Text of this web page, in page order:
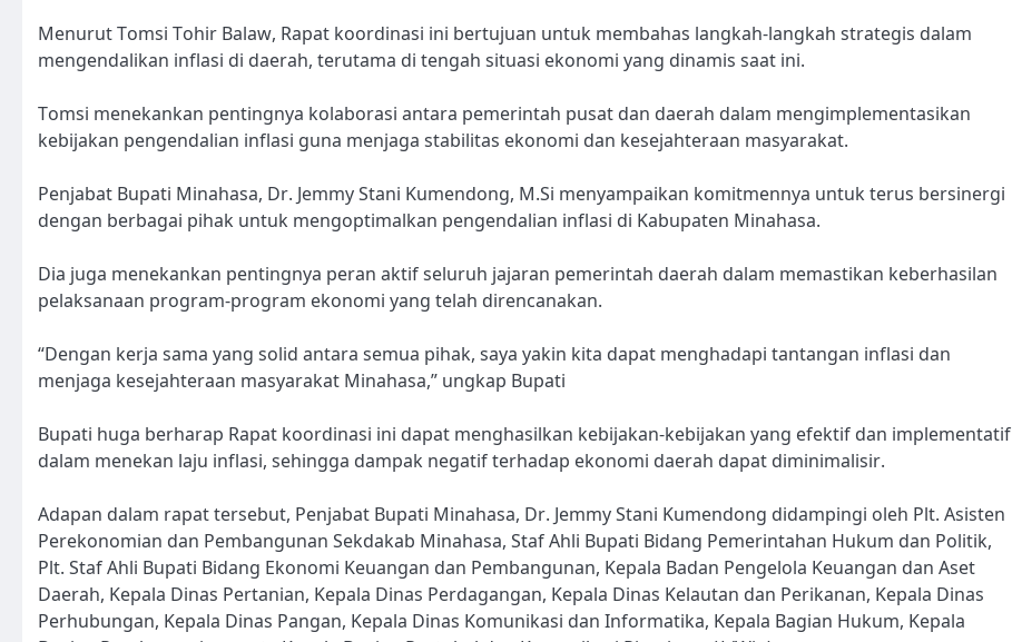
Menurut Tomsi Tohir Balaw, Rapat koordinasi ini bertujuan untuk membahas langkah-langkah strategis dalam
mengendalikan inflasi di daerah, terutama di tengah situasi ekonomi yang dinamis saat ini.
Tomsi menekankan pentingnya kolaborasi antara pemerintah pusat dan daerah dalam mengimplementasikan
kebijakan pengendalian inflasi guna menjaga stabilitas ekonomi dan kesejahteraan masyarakat.
Penjabat Bupati Minahasa, Dr. Jemmy Stani Kumendong, M.Si menyampaikan komitmennya untuk terus bersinergi
dengan berbagai pihak untuk mengoptimalkan pengendalian inflasi di Kabupaten Minahasa.
Dia juga menekankan pentingnya peran aktif seluruh jajaran pemerintah daerah dalam memastikan keberhasilan
pelaksanaan program-program ekonomi yang telah direncanakan.
“Dengan kerja sama yang solid antara semua pihak, saya yakin kita dapat menghadapi tantangan inflasi dan
menjaga kesejahteraan masyarakat Minahasa,” ungkap Bupati
Bupati huga berharap Rapat koordinasi ini dapat menghasilkan kebijakan-kebijakan yang efektif dan implementatif
dalam menekan laju inflasi, sehingga dampak negatif terhadap ekonomi daerah dapat diminimalisir.
Adapan dalam rapat tersebut, Penjabat Bupati Minahasa, Dr. Jemmy Stani Kumendong didampingi oleh Plt. Asisten
Perekonomian dan Pembangunan Sekdakab Minahasa, Staf Ahli Bupati Bidang Pemerintahan Hukum dan Politik,
Plt. Staf Ahli Bupati Bidang Ekonomi Keuangan dan Pembangunan, Kepala Badan Pengelola Keuangan dan Aset
Daerah, Kepala Dinas Pertanian, Kepala Dinas Perdagangan, Kepala Dinas Kelautan dan Perikanan, Kepala Dinas
Perhubungan, Kepala Dinas Pangan, Kepala Dinas Komunikasi dan Informatika, Kepala Bagian Hukum, Kepala